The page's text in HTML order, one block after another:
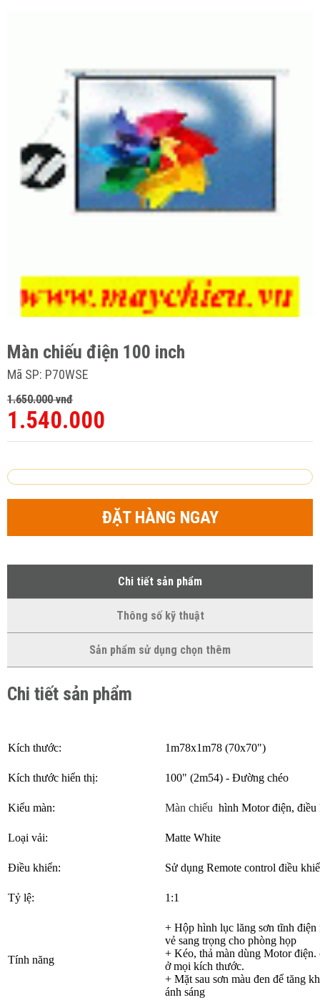
Màn chiếu điện 100 inch
Mã SP: P70WSE
1.650.000 vnđ
1.540.000
ĐẶT HÀNG NGAY
Chi tiết sản phẩm
Thông số kỹ thuật
Sản phẩm sử dụng chọn thêm
Chi tiết sản phẩm
Kích thước: 1m78x1m78 (70x70")
Kích thước hiển thị: 100" (2m54) - Đường chéo
Kiểu màn: Màn chiếu hình Motor điện, điều
Loại vải: Matte White
Điều khiển: Sử dụng Remote control điều
Tỷ lệ: 1:1
Tính năng
+ Hộp hình lục lăng sơn tĩnh điện
vẻ sang trọng cho phòng họp
+ Kéo, thả màn dùng Motor điện.
ở mọi kích thước.
+ Mặt sau sơn màu đen để tăng
ánh sáng